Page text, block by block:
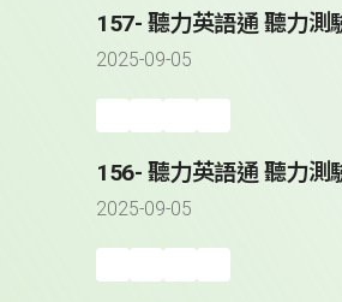
157- 聽力英語通 聽力測
2025-09-05
156- 聽力英語通 聽力測
2025-09-05